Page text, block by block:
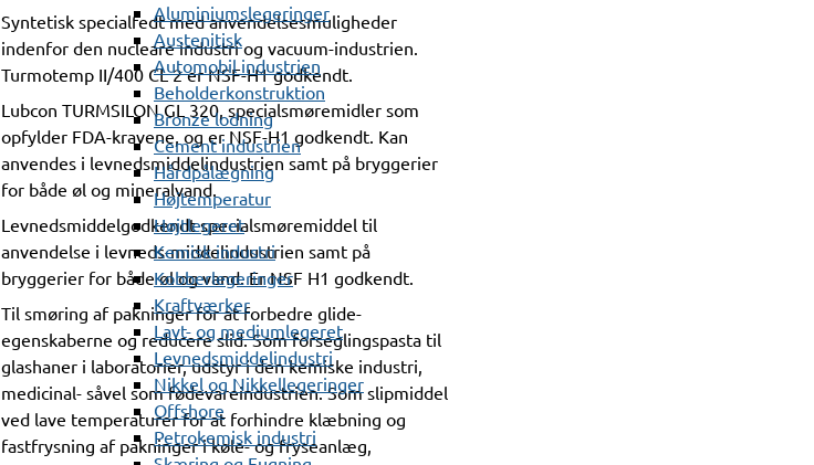
Aluminiumslegeringer
Austenitisk
Automobil industrien
Beholderkonstruktion
Bronze lodning
Cement industrien
Hårdpålægning
Højtemperatur
Højtlegeret
Kemisk industri
Kobberlegeringer
Kraftværker
Lavt- og mediumlegeret
Levnedsmiddelindustri
Nikkel og Nikkellegeringer
Offshore
Petrokemisk industri
Syntetisk specialfedt med anvendelsesmuligheder
indenfor den nucleare industri og vacuum-industrien.
Turmotemp II/400 CL 2 er NSF-H1 godkendt.
Lubcon TURMSILON GL 320, specialsmøremidler som
opfylder FDA-kravene, og er NSF-H1 godkendt. Kan
anvendes i levnedsmiddelindustrien samt på bryggerier
for både øl og mineralvand.
Levnedsmiddelgodkendt specialsmøremiddel til
anvendelse i levneds-middelindustrien samt på
bryggerier for både øl og vand. Er NSF H1 godkendt.
Til smøring af pakninger for at forbedre glide-
egenskaberne og reducere slid. Som forseglingspasta til
glashaner i laboratorier, udstyr i den kemiske industri,
medicinal- såvel som fødevareindustrien. Som slipmiddel
ved lave temperaturer for at forhindre klæbning og
fastfrysning af pakninger i køle- og fryseanlæg,